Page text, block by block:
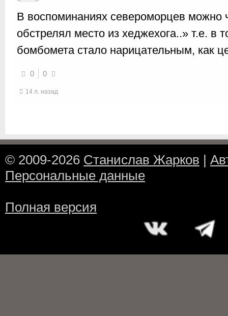
В воспоминаниях североморцев можно
обстрелял место из хеджехога..» т.е. в
бомбомета стало нарицательным, как
0 0
14 л. назад
© 2009-2026 Станислав Жарков |
Персональные данные
Полная версия